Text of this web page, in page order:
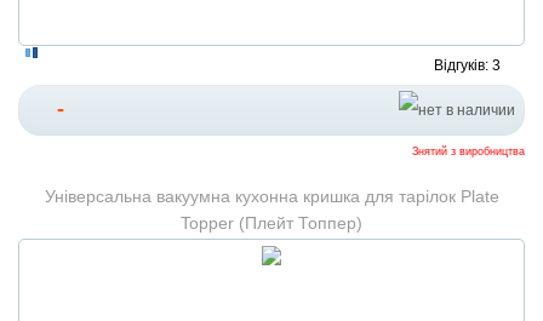
Відгуків: 3
-
Знятий з виробництва
Універсальна вакуумна кухонна кришка для тарілок Plate
Topper (Плейт Топпер)